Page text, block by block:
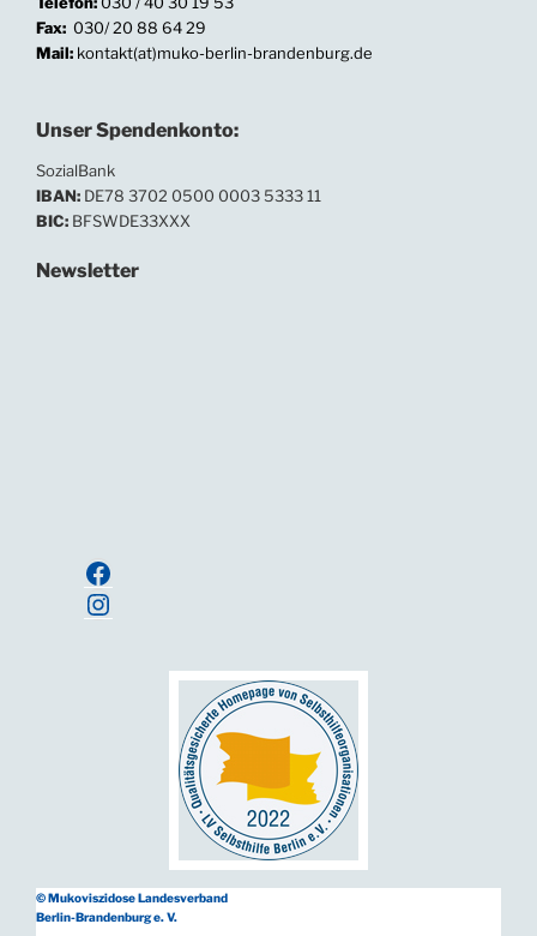
Fax: 030/ 20 88 64 29
Mail: kontakt(at)muko-berlin-brandenburg.de
Unser Spendenkonto:
SozialBank
IBAN: DE78 3702 0500 0003 5333 11
BIC: BFSWDE33XXX
Newsletter
Facebook
Instagram
© Mukoviszidose Landesverband
Berlin-Brandenburg e. V.